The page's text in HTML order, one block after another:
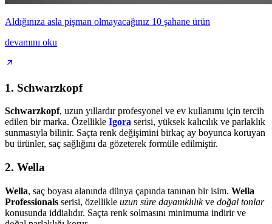
Aldığınıza asla pişman olmayacağınız 10 şahane ürün
devamını oku
1. Schwarzkopf
Schwarzkopf, uzun yıllardır profesyonel ve ev kullanımı için tercih
edilen bir marka. Özellikle Igora serisi, yüksek kalıcılık ve parlaklık
sunmasıyla bilinir. Saçta renk değişimini birkaç ay boyunca koruyan
bu ürünler, saç sağlığını da gözeterek formüle edilmiştir.
2. Wella
Wella, saç boyası alanında dünya çapında tanınan bir isim. Wella
Professionals serisi, özellikle uzun süre dayanıklılıkve doğal tonlar
konusunda iddialıdır. Saçta renk solmasını minimuma indirir ve